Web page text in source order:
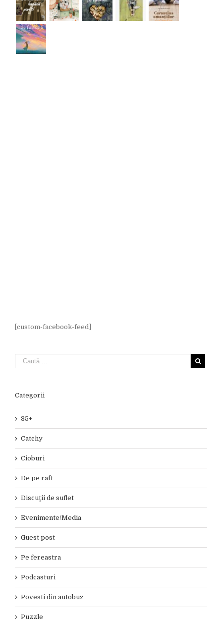
[custom-facebook-feed]
Categorii
35+
Catchy
Cioburi
De pe raft
Discuţii de suflet
Evenimente/Media
Guest post
Pe fereastra
Podcasturi
Povesti din autobuz
Puzzle